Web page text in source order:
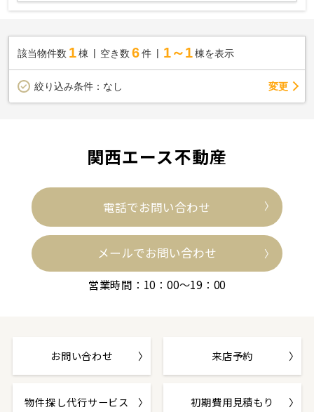
該当物件数 1棟 空き数 6 件 1～1 棟を表示
絞り込み条件： なし 変更
関西エース不動産
電話でお問い合わせ
メールでお問い合わせ
営業時間：10：00～19：00
お問い合わせ 来店予約
物件探し代行サービス 初期費用見積もり